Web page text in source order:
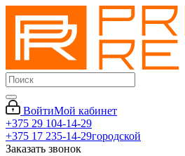
ВойтиМой кабинет
+375 29 104-14-29
+375 17 235-14-29городской
Заказать звонок